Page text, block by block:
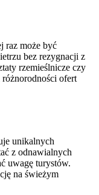
raz może być
bez rezygnacji z
rzemieślnicze czy
ofert
unikalnych
z odnawialnych
uwagę turystów.
na świeżym